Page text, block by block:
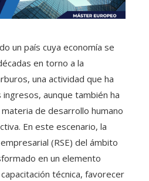
un país cuya economía se
en torno a la
una actividad que ha
aunque también ha
de desarrollo humano
En este escenario, la
(RSE) del ámbito
en un elemento
técnica, favorecer